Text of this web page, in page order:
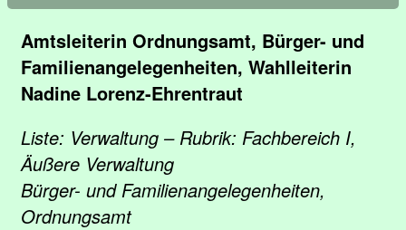
Amtsleiterin Ordnungsamt, Bürger- und
Familienangelegenheiten, Wahlleiterin
Nadine Lorenz-Ehrentraut
Liste: Verwaltung – Rubrik: Fachbereich I,
Äußere Verwaltung
Bürger- und Familienangelegenheiten,
Ordnungsamt